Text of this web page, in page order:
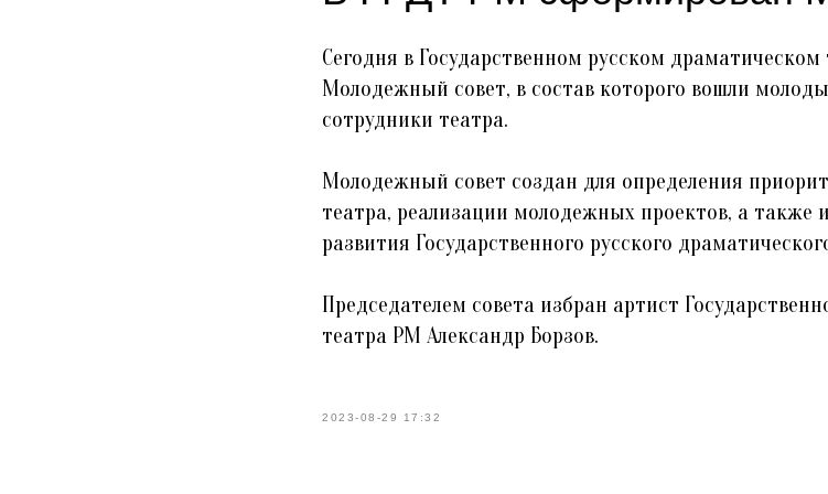
Сегодня в Государственном русском
Молодежный совет, в состав которого вошли
сотрудники театра.
Молодежный совет создан для определения
театра, реализации молодежных проектов, а также
развития Государственного русского
Председателем совета избран артист
театра РМ Александр Борзов.
2023-08-29 17:32